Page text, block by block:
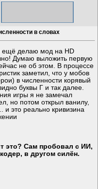
в словах
ещё делаю мод на HD
Думаю выложить первую
не об этом. В процессе
заметил, что у мобов
в численности корявый
буквы Г и так далее.
игры я не замечал
но потом открыл ванилу,
и это реально кривизина
это? Сам пробовал с ИИ,
в другом силён.